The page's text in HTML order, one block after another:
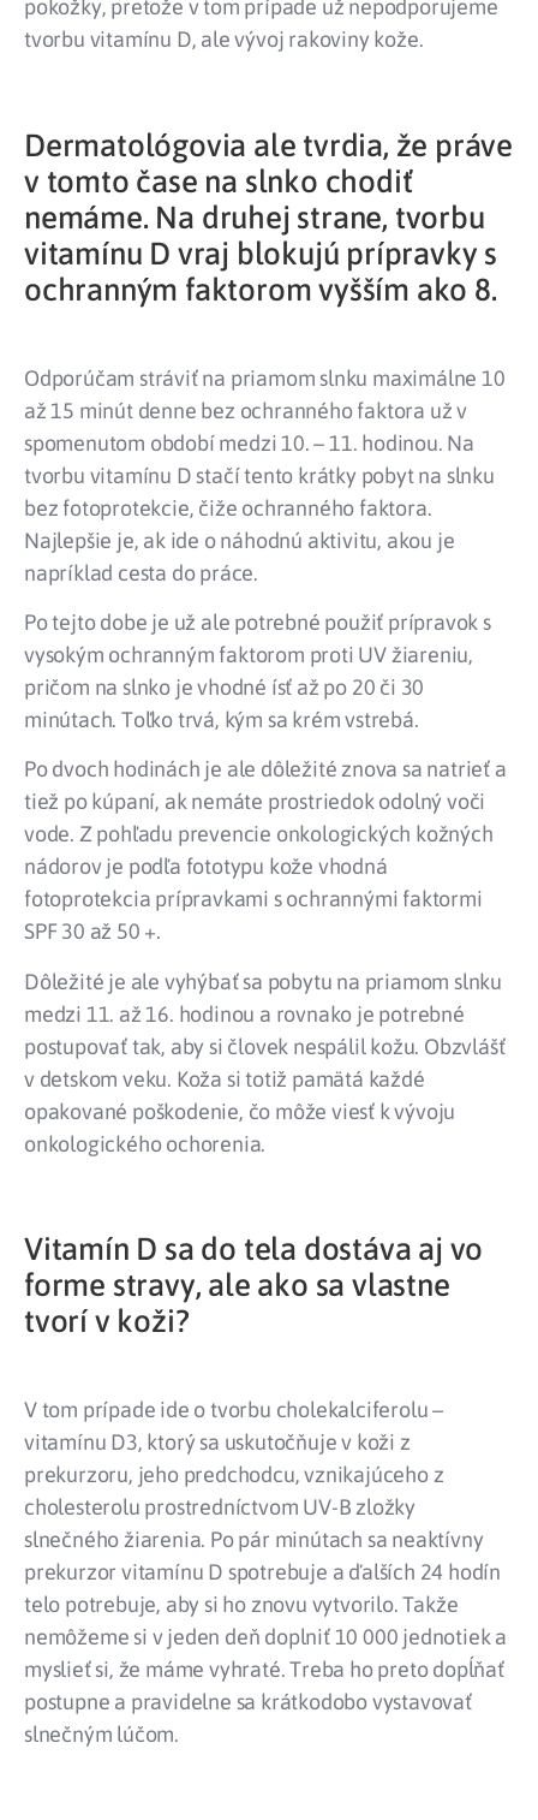
pokožky, pretože v tom prípade už nepodporujeme
tvorbu vitamínu D, ale vývoj rakoviny kože.
Dermatológovia ale tvrdia, že práve
v tomto čase na slnko chodiť
nemáme. Na druhej strane, tvorbu
vitamínu D vraj blokujú prípravky s
ochranným faktorom vyšším ako 8.
Odporúčam stráviť na priamom slnku maximálne 10
až 15 minút denne bez ochranného faktora už v
spomenutom období medzi 10. – 11. hodinou. Na
tvorbu vitamínu D stačí tento krátky pobyt na slnku
bez fotoprotekcie, čiže ochranného faktora.
Najlepšie je, ak ide o náhodnú aktivitu, akou je
napríklad cesta do práce.
Po tejto dobe je už ale potrebné použiť prípravok s
vysokým ochranným faktorom proti UV žiareniu,
pričom na slnko je vhodné ísť až po 20 či 30
minútach. Toľko trvá, kým sa krém vstrebá.
Po dvoch hodinách je ale dôležité znova sa natrieť a
tiež po kúpaní, ak nemáte prostriedok odolný voči
vode. Z pohľadu prevencie onkologických kožných
nádorov je podľa fototypu kože vhodná
fotoprotekcia prípravkami s ochrannými faktormi
SPF 30 až 50 +.
Dôležité je ale vyhýbať sa pobytu na priamom slnku
medzi 11. až 16. hodinou a rovnako je potrebné
postupovať tak, aby si človek nespálil kožu. Obzvlášť
v detskom veku. Koža si totiž pamätá každé
opakované poškodenie, čo môže viesť k vývoju
onkologického ochorenia.
Vitamín D sa do tela dostáva aj vo
forme stravy, ale ako sa vlastne
tvorí v koži?
V tom prípade ide o tvorbu cholekalciferolu –
vitamínu D3, ktorý sa uskutočňuje v koži z
prekurzoru, jeho predchodcu, vznikajúceho z
cholesterolu prostredníctvom UV-B zložky
slnečného žiarenia. Po pár minútach sa neaktívny
prekurzor vitamínu D spotrebuje a ďalších 24 hodín
telo potrebuje, aby si ho znovu vytvorilo. Takže
nemôžeme si v jeden deň doplniť 10 000 jednotiek a
myslieť si, že máme vyhraté. Treba ho preto dopĺňať
postupne a pravidelne sa krátkodobo vystavovať
slnečným lúčom.